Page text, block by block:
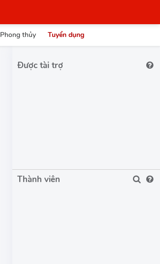
Phong thủy Tuyển dụng
Được tài trợ
Thành viên